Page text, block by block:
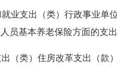
支出（类）行政事业单位
员基本养老保险方面的支
类）住房改革支出（款）